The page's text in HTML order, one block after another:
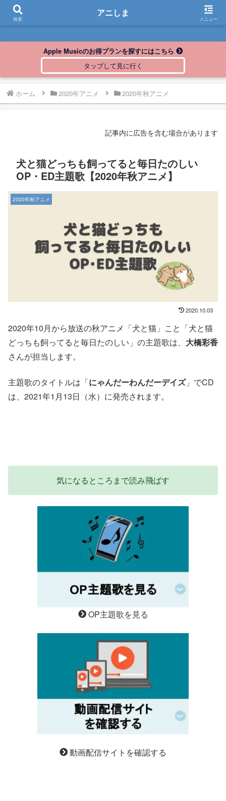
アニしま
Apple Musicのお得プランを探すにはこちら
ホーム 2020年アニメ 2020年秋アニメ
記事内に広告を含む場合があります
犬と猫どっちも飼ってると毎日たのしい
OP・ED主題歌【2020年秋アニメ】
2020年秋アニメ
2020.10.03
2020年10月から放送の秋アニメ「犬と猫」こと「犬と猫
どっちも飼ってると毎日たのしい」の主題歌は、 大橋彩香
さんが担当します。
主題歌のタイトルは「にゃんだーわんだーデイズ」でCD
は、2021年1月13日（水）に発売されます。
気になるところまで読み飛ばす
OP主題歌を見る
動画配信サイトを確認する
検索
アニしま
メニュー